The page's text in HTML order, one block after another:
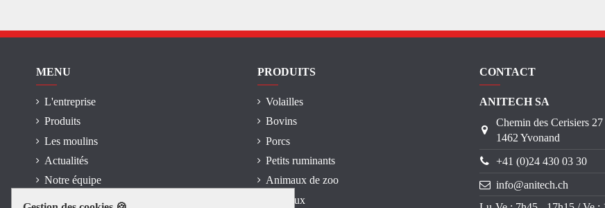
MENU
L'entreprise
Produits
Les moulins
Actualités
Notre équipe
Mentions légales
PRODUITS
Volailles
Bovins
Porcs
Petits ruminants
Animaux de zoo
Chevaux
CONTACT
ANITECH SA
Chemin des Cerisiers 27
1462 Yvonand
+41 (0)24 430 03 30
info@anitech.ch